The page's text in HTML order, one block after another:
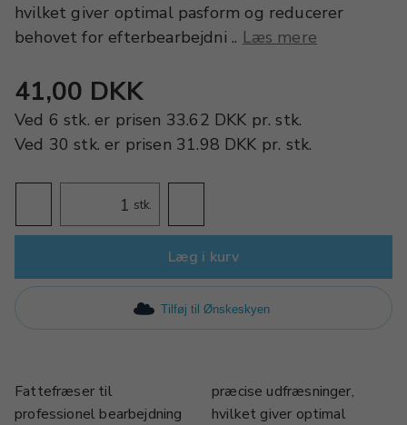
hvilket giver optimal pasform og reducerer
behovet for efterbearbejdni .. Læs mere
41,00 DKK
Ved 6 stk. er prisen 33.62 DKK pr.stk.
Ved 30 stk. er prisen 31.98 DKK pr. stk.
stk.
Læg i kurv
Tilføj til Ønskeskyen
Fattefræser til
professionel bearbejdning
præcise udfræsninger,
hvilket giver optimal